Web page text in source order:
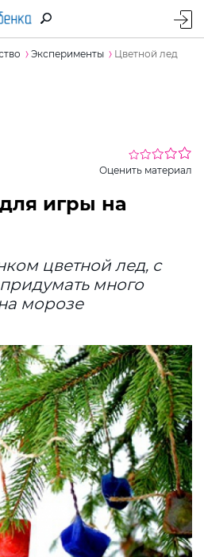
Эксперименты
Цветной лед
Оценить материал
игры на
цветной лед, с
много
морозе